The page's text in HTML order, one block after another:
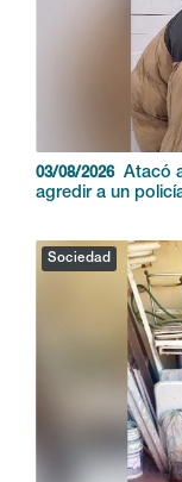
03/08/2026
Atacó
agredir a un
Sociedad